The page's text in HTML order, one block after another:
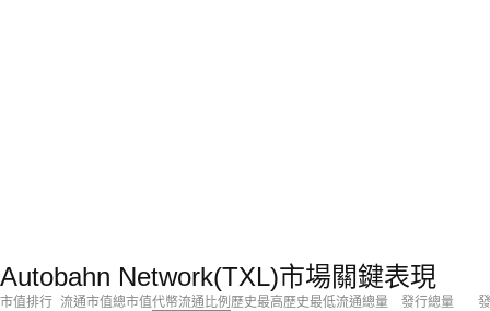
Autobahn Network(TXL)市場關鍵表現
市值排行 流通市值總市值代幣流通比例 歷史最高歷史最低流通總量 發行總量